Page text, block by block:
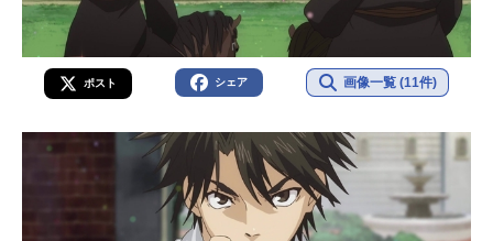
ポスト シェア 画像一覧 (11件)